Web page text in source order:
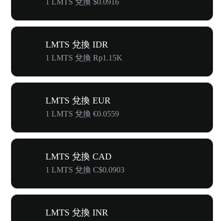
1 LMTS 兌換 $0.0916
LMTS 兌換 IDR
1 LMTS 兌換 Rp1.15K
LMTS 兌換 EUR
1 LMTS 兌換 €0.0559
LMTS 兌換 CAD
1 LMTS 兌換 C$0.0903
LMTS 兌換 INR